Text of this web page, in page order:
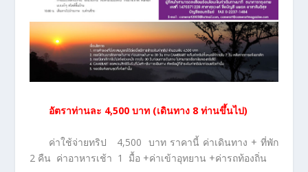
อัตราท่านละ 4,500 บาท (เดินทาง 8 ท่านขึ้นไป)
ค่าใช้จ่ายทริป 4,500 บาท ราคานี้ ค่าเดินทาง + ที่พัก
2 คืน ค่าอาหารเช้า 1 มื้อ +ค่าเข้าอุทยาน +ค่ารถท้องถิ่น